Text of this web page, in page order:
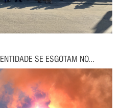
SE ESGOTAM NO...